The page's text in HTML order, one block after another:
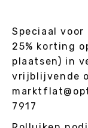
Speciaal
25% korting
plaatsen) in
vrijblijvende
7917